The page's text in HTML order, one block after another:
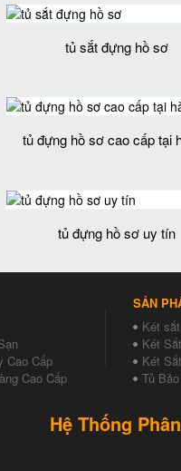
tủ sắt đựng hồ sơ
tủ đựng hồ sơ cao cấp tại
tủ đựng hồ sơ uy tín
Cao Cấp
Cao Cấp
SẢN
Két
Két
Két
Tủ
Hệ Thống